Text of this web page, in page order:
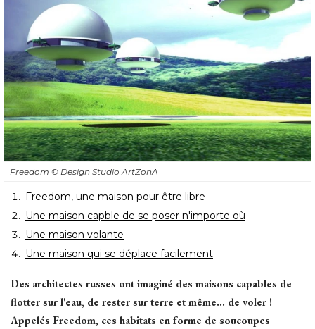
Freedom © Design Studio ArtZonA
Freedom, une maison pour être libre
Une maison capble de se poser n'importe où
Une maison volante
Une maison qui se déplace facilement
Des architectes russes ont imaginé des maisons capables de
flotter sur l'eau, de rester sur terre et même... de voler !
Appelés Freedom, ces habitats en forme de soucoupes